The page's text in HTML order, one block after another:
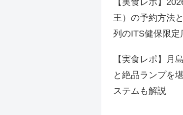
【実食レポ】
王）の予約方法
列のITS健保限定
【実食レポ】月
と絶品ランプを
ステムも解説